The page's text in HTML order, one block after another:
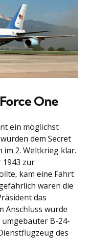
One
ein möglichst
dem Secret
im 2. Weltkrieg klar.
1943 zur
kam eine Fahrt
waren die
das
Anschluss wurde
umgebauter B-24-
des